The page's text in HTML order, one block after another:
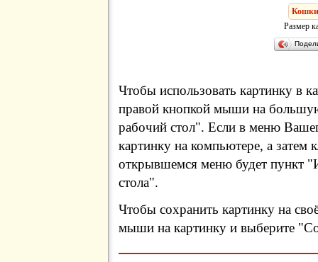
Размер
Чтобы использовать картинку в
правой кнопкой мыши на
рабочий стол". Если в меню
картинку на компьютере, а затем
открывшемся меню будет пункт
стола".
Чтобы сохранить картинку на
мыши на картинку и выберите